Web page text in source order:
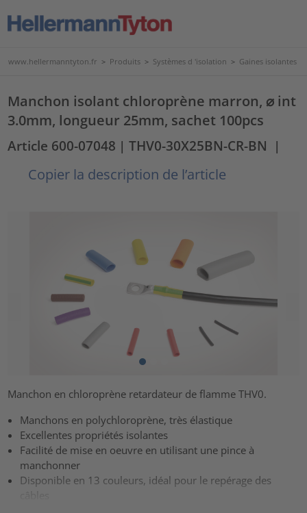
www.hellermanntyton.fr > Produits > Systèmes d 'isolation > Gaines isolantes
Manchon isolant chloroprène marron, ⌀ int
3.0mm, longueur 25mm, sachet 100pcs
Article 600-07048 | THV0-30X25BN-CR-BN |
Copier la description de l’article
Manchon en chloroprène retardateur de flamme THV0.
Manchons en polychloroprène, très élastique
Excellentes propriétés isolantes
Facilité de mise en oeuvre en utilisant une pince à
manchonner
Disponible en 13 couleurs, idéal pour le repérage des